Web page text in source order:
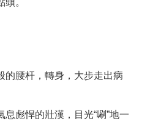
。
的腰杆，轉身，大步走出病
息彪悍的壯漢，目光“唰”地一